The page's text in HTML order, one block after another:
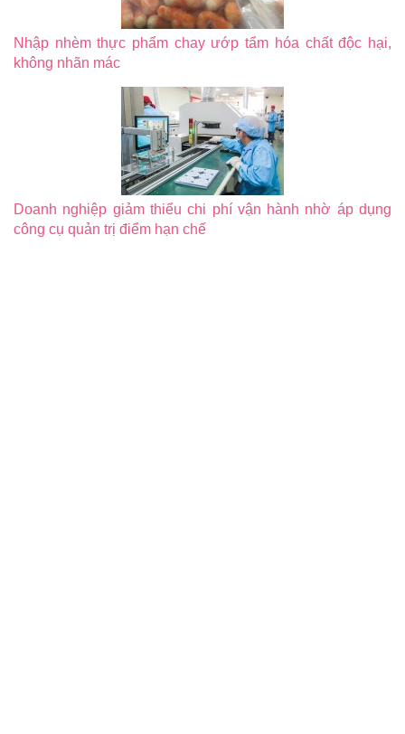
Nhập nhèm thực phẩm chay ướp tẩm hóa chất độc hại,
không nhãn mác
Doanh nghiệp giảm thiểu chi phí vận hành nhờ áp dụng
công cụ quản trị điểm hạn chế